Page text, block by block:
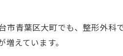
市青葉区大町でも、整形外科
えています。